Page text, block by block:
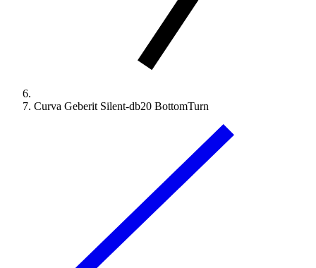
Curva Geberit Silent-db20 BottomTurn